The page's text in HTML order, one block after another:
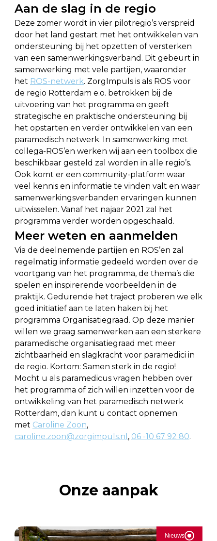
Aan de slag in de regio
Deze zomer wordt in vier pilotregio’s verspreid
door het land gestart met het ontwikkelen van
ondersteuning bij het opzetten of versterken
van een samenwerkingsverband. Dit gebeurt in
samenwerking met vele partijen, waaronder
het ROS-netwerk. ZorgImpuls is als ROS voor
de regio Rotterdam e.o. betrokken bij de
uitvoering van het programma en geeft
strategische en praktische ondersteuning bij
het opstarten en verder ontwikkelen van een
paramedisch netwerk. In samenwerking met
collega-ROS’en werken wij aan een toolbox die
beschikbaar gesteld zal worden in alle regio’s.
Ook komt er een community-platform waar
veel kennis en informatie te vinden valt en waar
samenwerkingsverbanden ervaringen kunnen
uitwisselen. Vanaf het najaar 2021 zal het
programma verder worden opgeschaald.
Meer weten en aanmelden
Via de deelnemende partijen en ROS’en zal
regelmatig informatie gedeeld worden over de
voortgang van het programma, de thema’s die
spelen en inspirerende voorbeelden in de
praktijk. Gedurende het traject proberen we elk
goed initiatief aan te laten haken bij het
programma Organisatiegraad. Op deze manier
willen we graag samenwerken aan een sterkere
paramedische organisatiegraad met meer
zichtbaarheid en slagkracht voor paramedici in
de regio. Kortom: Samen sterk in de regio!
Mocht u als paramedicus vragen hebben over
het programma of zich willen inzetten voor de
ontwikkeling van het paramedisch netwerk
Rotterdam, dan kunt u contact opnemen
met Caroline Zoon,
caroline.zoon@zorgimpuls.nl , 06 -10 67 92 80.
Onze aanpak
Nieuws